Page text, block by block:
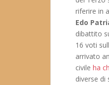
riferire in
Edo
dibattito
16 voti
arrivato
civile ha
diverse di